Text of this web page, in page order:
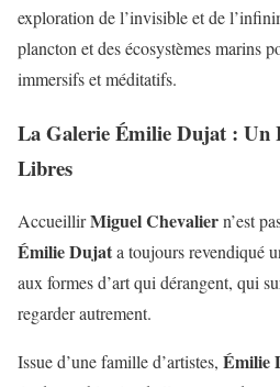
exploration de l’invisible et de
plancton et des écosystèmes marins
immersifs et méditatifs.
La Galerie Émilie Dujat : Un
Libres
AccueillirMiguel Chevaliern’est
Émilie Dujata toujours revendiqué
aux formes d’art qui dérangent, qui
regarder autrement.
Issue d’une famille d’artistes, Émilie